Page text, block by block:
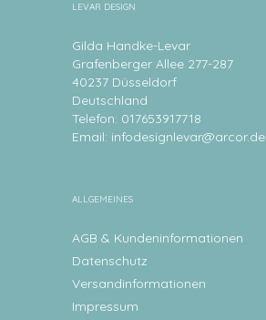
LEVAR DESIGN
Gilda Handke-Levar
Grafenberger Allee 277-287
40237 Düsseldorf
Deutschland
Telefon: 017653917718
Email: infodesignlevar@arcor.de
ALLGEMEINES
AGB & Kundeninformationen
Datenschutz
Versandinformationen
Impressum